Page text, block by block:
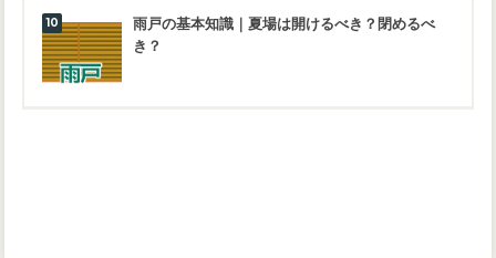
雨戸の基本知識｜夏場は開けるべき？閉めるべ
き？